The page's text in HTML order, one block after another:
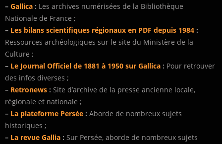
– Gallica : Les archives numérisées de la Bibliothèque
Nationale de France ;
– Les bilans scientifiques régionaux en PDF depuis 1984 :
Ressources archéologiques sur le site du Ministère de la
Culture ;
– Le Journal Officiel de 1881 à 1950 sur Gallica : Pour retrouver
des infos diverses ;
– Retronews : Site d’archive de la presse ancienne locale,
régionale et nationale ;
– La plateforme Persée : Aborde de nombreux sujets
historiques ;
– La revue Gallia : Sur Persée, aborde de nombreux sujets